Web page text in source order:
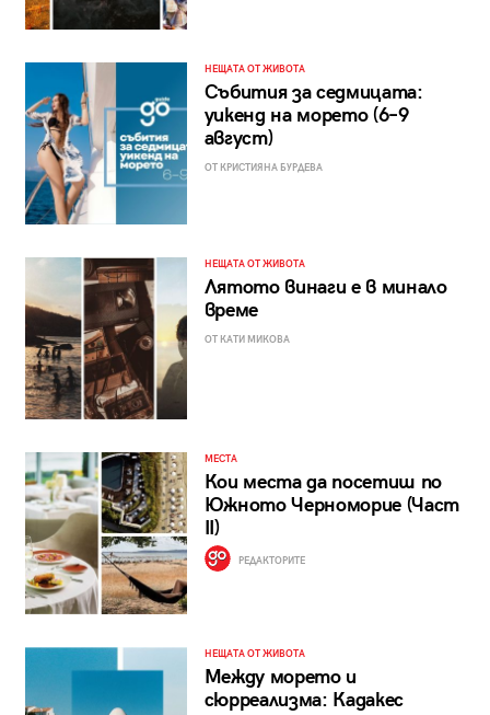
НЕЩАТА ОТ ЖИВОТА
Събития за седмицата:
уикенд на морето (6–9
август)
ОТ КРИСТИЯНА БУРДЕВА
НЕЩАТА ОТ ЖИВОТА
Лятото винаги е в минало
време
ОТ КАТИ МИКОВА
МЕСТА
Кои места да посетиш по
Южното Черноморие (Част
II)
РЕДАКТОРИТЕ
НЕЩАТА ОТ ЖИВОТА
Между морето и
сюрреализма: Кадакес